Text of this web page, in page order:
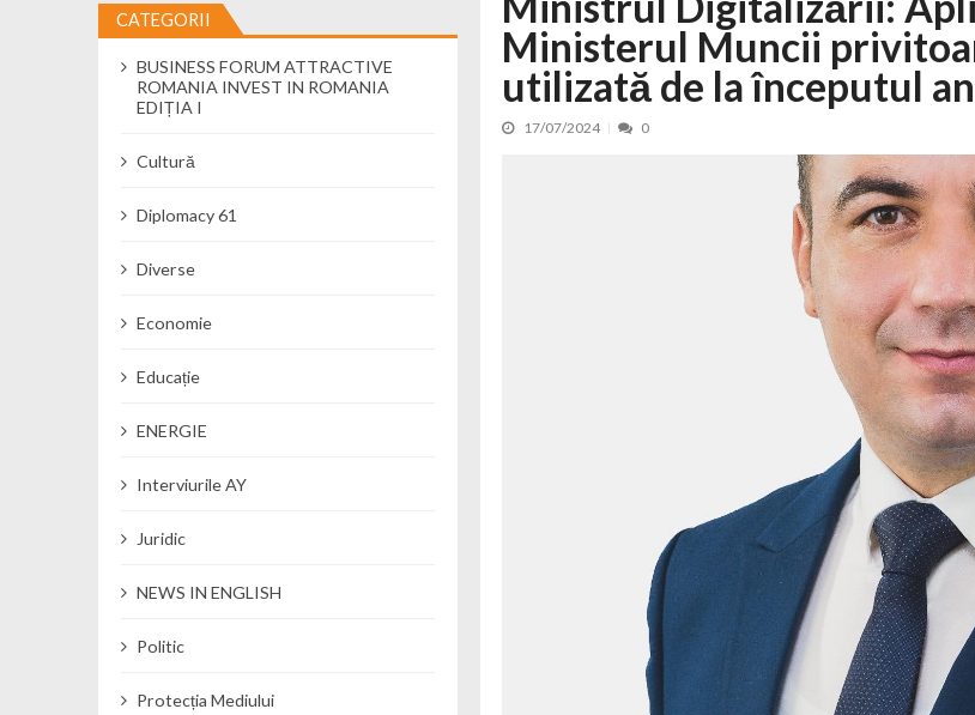
Cseke Attila: Am creat, până în prezent, peste 5.000 de noi locuri în creșe... 15/07/2026
Încă o creșă modernă pentru Alba: 40 de locuri noi la Zlatna prin Programul... 15/07/2026
Ministerul Mediului derulează dezbaterea publică pentru proiectul de lege care... 15/07/2026
04/08/2026
04/08/2026
MMAP pune în consultare publică proiectul Catalogului național al zonelor pri... 04/08/2026
Ministerul Muncii
utilizată de la începutul
17/07/2024 0
CATEGORII
BUSINESS FORUM ATTRACTIVE
ROMANIA INVEST IN ROMANIA
EDIȚIA I
Cultură
Diplomacy 61
Diverse
Economie
Educație
ENERGIE
Interviurile AY
Juridic
NEWS IN ENGLISH
Politic
Protecția Mediului